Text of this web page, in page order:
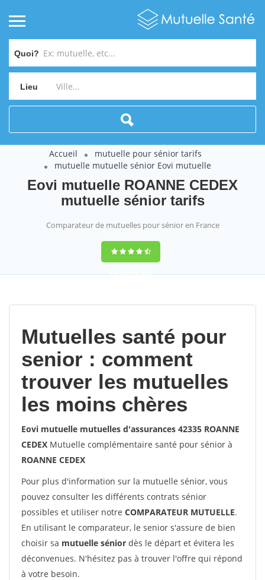
Quoi?
Lieu
Accueil
mutuelle pour sénior tarifs
mutuelle mutuelle sénior Eovi mutuelle
Eovi mutuelle ROANNE CEDEX
mutuelle sénior tarifs
Comparateur de mutuelles pour sénior en France
9,2(100%)452
Mutuelles santé pour
senior : comment
trouver les mutuelles
les moins chères
Eovi mutuelle mutuelles d'assurances 42335 ROANNE
CEDEX Mutuelle complémentaire santé pour sénior à
ROANNE CEDEX
Pour plus d'information sur la mutuelle sénior, vous
pouvez consulter les différents contrats sénior
possibles et utiliser notre COMPARATEUR MUTUELLE.
En utilisant le comparateur, le senior s'assure de bien
choisir sa mutuelle sénior dès le départ et évitera les
déconvenues. N'hésitez pas à trouver l'offre qui répond
à votre besoin.